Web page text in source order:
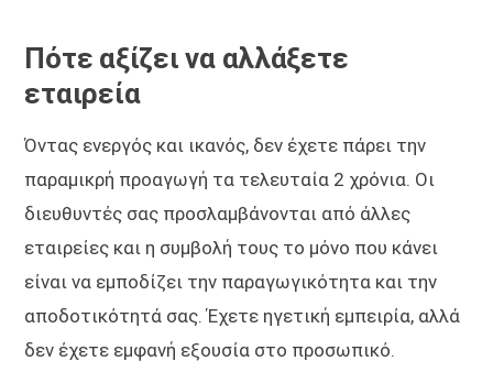
Πότε αξίζει να αλλάξετε
εταιρεία
Όντας ενεργός και ικανός, δεν έχετε πάρει την
παραμικρή προαγωγή τα τελευταία 2 χρόνια. Οι
διευθυντές σας προσλαμβάνονται από άλλες
εταιρείες και η συμβολή τους το μόνο που κάνει
είναι να εμποδίζει την παραγωγικότητα και την
αποδοτικότητά σας. Έχετε ηγετική εμπειρία, αλλά
δεν έχετε εμφανή εξουσία στο προσωπικό.